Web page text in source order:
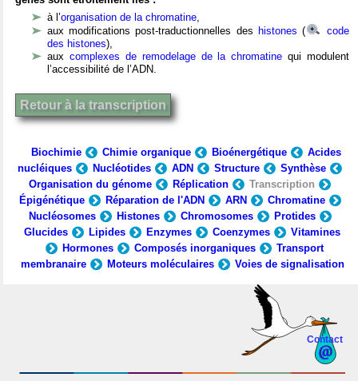
à l’organisation de la chromatine
aux modifications post-traductionnelles des histones (
code
des histones),
aux complexes de remodelage de la chromatine qui modulent
l’accessibilité de l’ADN.
Retour à la transcription
Biochimie Chimie organique Bioénergétique
Acides
nucléiques
Nucléotides ADN Structure
Synthèse
Organisation du génome
Réplication
Transcription
Épigénétique
Réparation de l'ADN ARN
Chromatine
Nucléosomes
Histones Chromosomes
Protides
Glucides
Lipides Enzymes Coenzymes
Vitamines
Hormones
Composés inorganiques
Transport
membranaire
Moteurs moléculaires Voies de signalisation
Contact